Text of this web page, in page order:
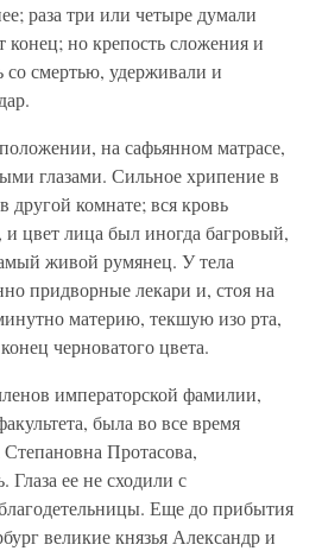
раза три или четыре думали
конец; но крепость сложения и
со смертью, удерживали и
на сафьянном матрасе,
глазами. Сильное хрипение в
комнате; вся кровь
и цвет лица был иногда багровый,
живой румянец. У тела
придворные лекари и, стоя на
материю, текшую изо рта,
черноватого цвета.
императорской фамилии,
была во все время
Протасова,
Глаза ее не сходили с
Еще до прибытия
великие князья Александр и